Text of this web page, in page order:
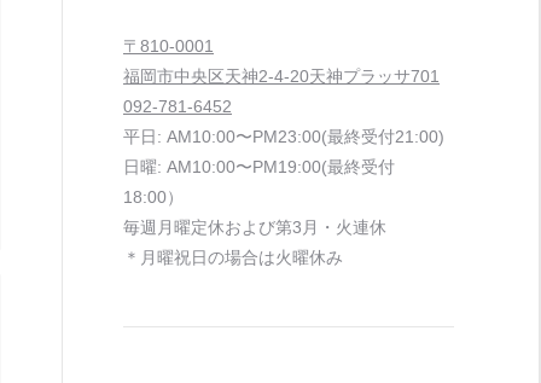
〒810-0001
福岡市中央区天神2-4-20天神プラッサ701
092-781-6452
平日: AM10:00〜PM23:00(最終受付21:00)
日曜: AM10:00〜PM19:00(最終受付
18:00）
毎週月曜定休および第3月・火連休
＊月曜祝日の場合は火曜休み